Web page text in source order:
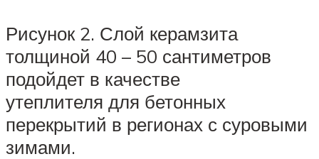
Рисунок 2. Слой керамзита
толщиной 40 – 50 сантиметров
подойдет в качестве
утеплителя для бетонных
перекрытий в регионах с суровыми
зимами.